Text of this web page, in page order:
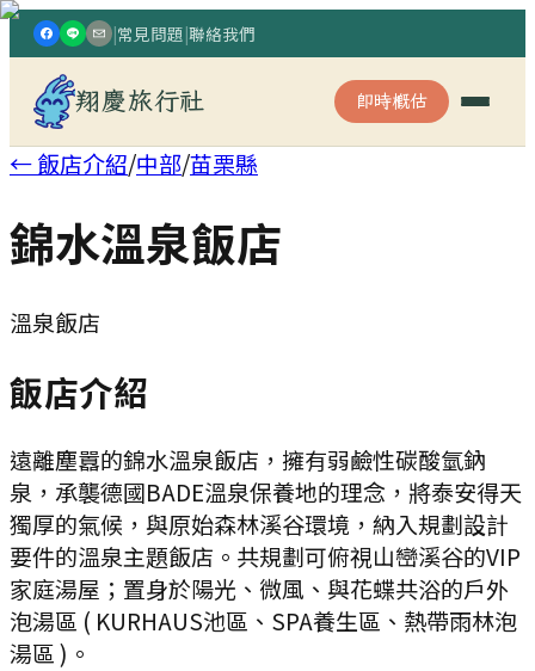
|常見問題|聯絡我們
翔慶旅行社 即時概估
← 飯店介紹/中部/苗栗縣
錦水溫泉飯店
溫泉飯店
飯店介紹
遠離塵囂的錦水溫泉飯店，擁有弱鹼性碳酸氫鈉
泉，承襲德國BADE溫泉保養地的理念，將泰安得天
獨厚的氣候，與原始森林溪谷環境，納入規劃設計
要件的溫泉主題飯店。共規劃可俯視山巒溪谷的VIP
家庭湯屋；置身於陽光、微風、與花蝶共浴的戶外
泡湯區 ( KURHAUS池區、SPA養生區、熱帶雨林泡
湯區 )。